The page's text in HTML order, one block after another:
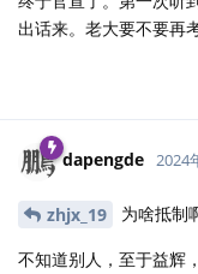
出话来。老大要不要再
dapengde 2024
zhjx_19 为啥抵制
不知道别人，至于益辉